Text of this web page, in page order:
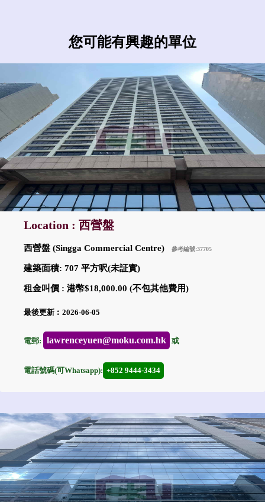
您可能有興趣的單位
Location : 西營盤
西營盤 (Singga Commercial Centre) 參考編號:37705
建築面積: 707 平方呎(未証實)
租金叫價 : 港幣$18,000.00 (不包其他費用)
最後更新︰2026-06-05
電郵: lawrenceyuen@moku.com.hk 或
電話號碼(可Whatsapp): +852 9444-3434